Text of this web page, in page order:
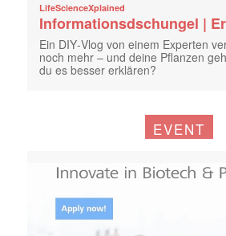
LifeScienceXplained
Informationsdschungel |
Ein DIY‑Vlog von einem Experten
noch mehr – und deine Pflanzen
du es besser erklären?
EVENT